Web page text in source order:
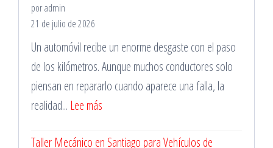
por admin
21 de julio de 2026
Un automóvil recibe un enorme desgaste con el paso
de los kilómetros. Aunque muchos conductores solo
piensan en repararlo cuando aparece una falla, la
realidad... Lee más
de
Taller Mecánico en Santiago para Vehículos de